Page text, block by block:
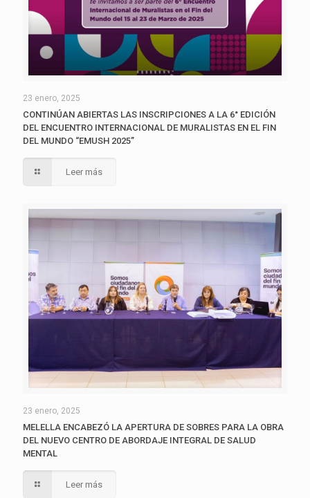
23 enero, 2025
CONTINÚAN ABIERTAS LAS INSCRIPCIONES A LA 6° EDICIÓN
DEL ENCUENTRO INTERNACIONAL DE MURALISTAS EN EL FIN
DEL MUNDO “EMUSH 2025”
Leer más
23 enero, 2025
MELELLA ENCABEZÓ LA APERTURA DE SOBRES PARA LA OBRA
DEL NUEVO CENTRO DE ABORDAJE INTEGRAL DE SALUD
MENTAL
Leer más